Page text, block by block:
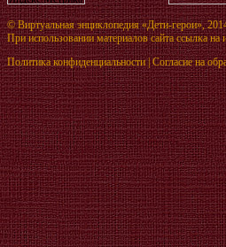
©Виртуальная энциклопедия «Дети-герои»,
При использовании материалов сайта ссылка на
Политика конфиденциальности|Согласие на